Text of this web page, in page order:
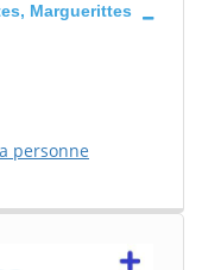
Marguerittes
personne